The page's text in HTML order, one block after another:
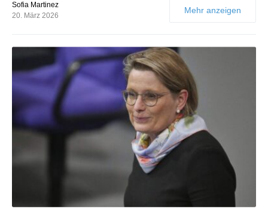
Sofia Martinez
20. März 2026
Mehr anzeigen